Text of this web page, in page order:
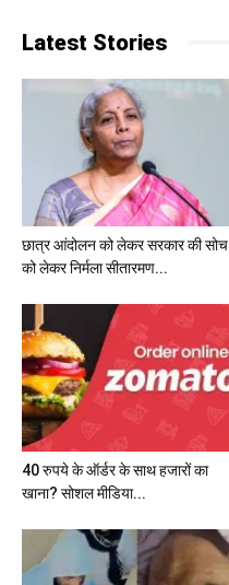
Latest Stories
छात्र आंदोलन को लेकर सरकार की सोच
को लेकर निर्मला सीतारमण...
40 रुपये के ऑर्डर के साथ हजारों का
खाना? सोशल मीडिया...